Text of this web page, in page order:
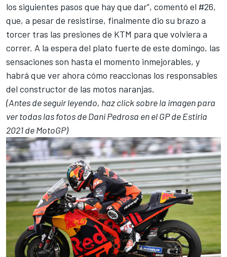
los siguientes pasos que hay que dar”, comentó el #26,
que, a pesar de resistirse, finalmente dio su brazo a
torcer tras las presiones de KTM para que volviera a
correr. A la espera del plato fuerte de este domingo, las
sensaciones son hasta el momento inmejorables, y
habrá que ver ahora cómo reaccionas los responsables
del constructor de las motos naranjas.
(Antes de seguir leyendo, haz click sobre la imagen para
ver todas las fotos de Dani Pedrosa en el GP de Estiria
2021 de MotoGP)